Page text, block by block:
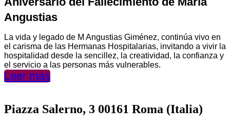
Angustias
La vida y legado de M Angustias Giménez, continúa vivo en
el carisma de las Hermanas Hospitalarias, invitando a vivir la
hospitalidad desde la sencillez, la creatividad, la confianza y
el servicio a las personas más vulnerables.
Leer más
Piazza Salerno, 3 00161 Roma (Italia)